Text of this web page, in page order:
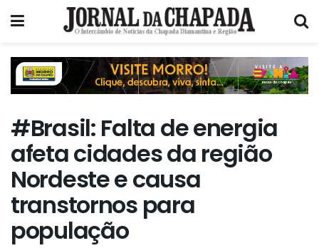
#Brasil: Falta de energia
afeta cidades da região
Nordeste e causa
transtornos para
população